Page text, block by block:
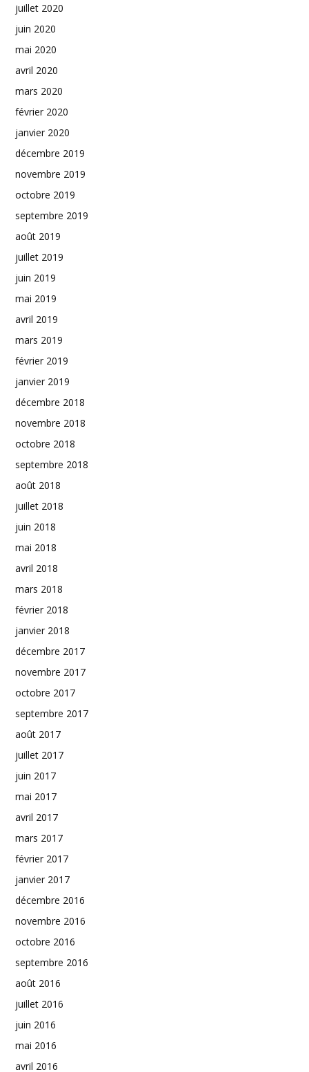
juillet 2020
juin 2020
mai 2020
avril 2020
mars 2020
février 2020
janvier 2020
décembre 2019
novembre 2019
octobre 2019
septembre 2019
août 2019
juillet 2019
juin 2019
mai 2019
avril 2019
mars 2019
février 2019
janvier 2019
décembre 2018
novembre 2018
octobre 2018
septembre 2018
août 2018
juillet 2018
juin 2018
mai 2018
avril 2018
mars 2018
février 2018
janvier 2018
décembre 2017
novembre 2017
octobre 2017
septembre 2017
août 2017
juillet 2017
juin 2017
mai 2017
avril 2017
mars 2017
février 2017
janvier 2017
décembre 2016
novembre 2016
octobre 2016
septembre 2016
août 2016
juillet 2016
juin 2016
mai 2016
avril 2016